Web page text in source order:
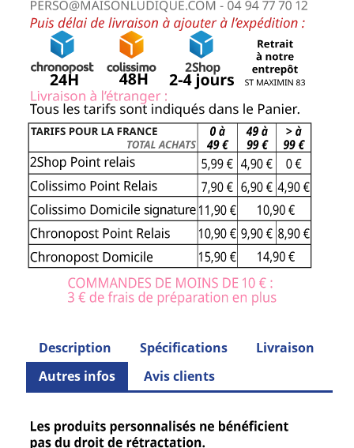
Description Spécifications
Livraison
Autres infos
Avis clients